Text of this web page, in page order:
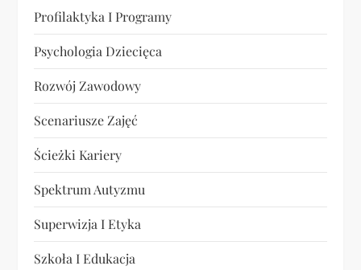
Profilaktyka I Programy
Psychologia Dziecięca
Rozwój Zawodowy
Scenariusze Zajęć
Ścieżki Kariery
Spektrum Autyzmu
Superwizja I Etyka
Szkoła I Edukacja